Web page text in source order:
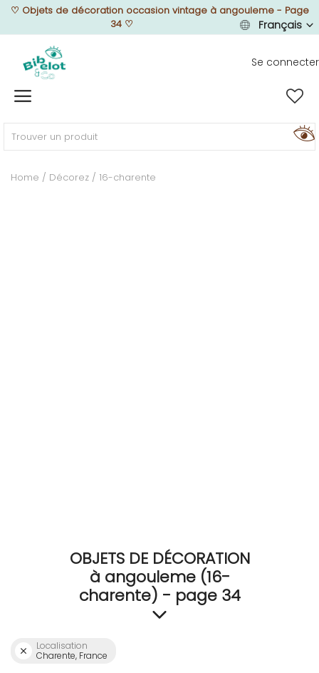
♡ Objets de décoration occasion vintage à angouleme - Page
34♡ Français
Se connecter
Home
MEUBLEZ
Home Décorez 16-charente
OBJETS DE DÉCORATION
à angouleme (16-
charente) - page 34
Localisation
Charente, France